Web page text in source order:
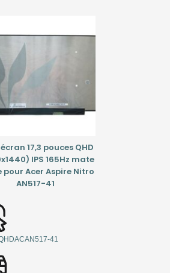
17,3 pouces QHD
IPS 165Hz mate
pour Acer Aspire Nitro
AN517-41
41